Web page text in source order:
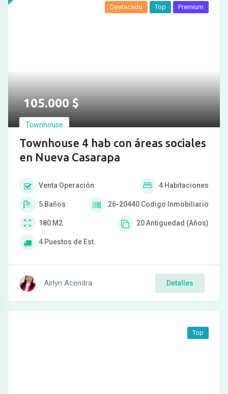
105.000$
Townhouse
Townhouse 4 hab con áreas sociales
en Nueva Casarapa
Destacado Top Premium
Venta Operación 4 Habitaciones
5 Baños 26-20440 Codigo Inmobiliario
180 M2 20Antiguedad (Años)
4 Puestos de Est.
Airlyn Acendra Detalles
Top